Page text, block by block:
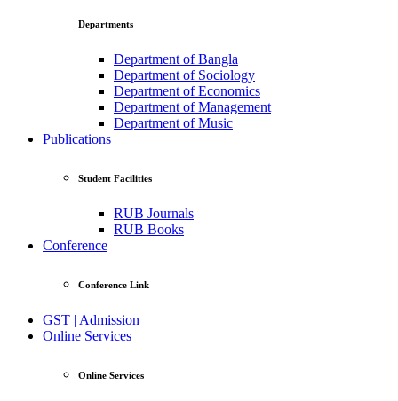
Departments
Department of Bangla
Department of Sociology
Department of Economics
Department of Management
Department of Music
Publications
Student Facilities
RUB Journals
RUB Books
Conference
Conference Link
GST | Admission
Online Services
Online Services